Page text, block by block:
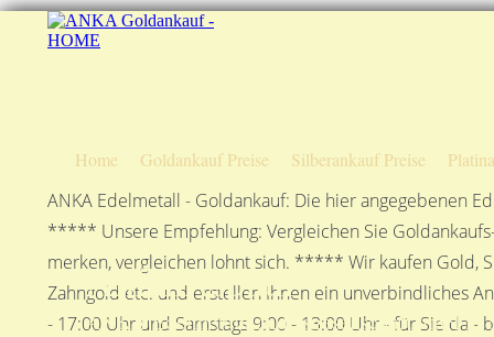
Home Goldankauf Preise Silberankauf Preise
ANKA Edelmetall - Goldankauf: Die hier angegebenen
***** Unsere Empfehlung: Vergleichen Sie
merken, vergleichen lohnt sich. ***** Wir kaufen Gold,
Zahngold etc. und erstellen Ihnen ein unverbindliches
- 17:00 Uhr und Samstags 9:00 - 13:00 Uhr - für Sie
Anfahrtsplan
ANKA Edelmetallhandelsgesellschaft mbH in